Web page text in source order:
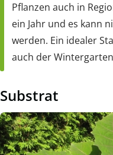
Pflanzen auch in
ein Jahr und es kann
werden. Ein idealer
auch der
Substrat